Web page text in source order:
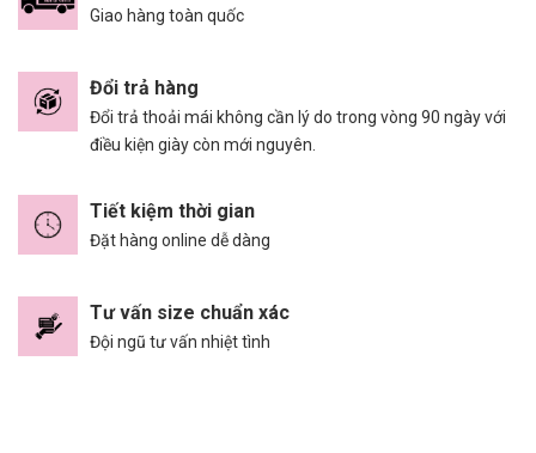
Giao hàng toàn quốc
Đổi trả hàng
Đổi trả thoải mái không cần lý do trong vòng 90 ngày với
điều kiện giày còn mới nguyên.
Tiết kiệm thời gian
Đặt hàng online dễ dàng
Tư vấn size chuẩn xác
Đội ngũ tư vấn nhiệt tình